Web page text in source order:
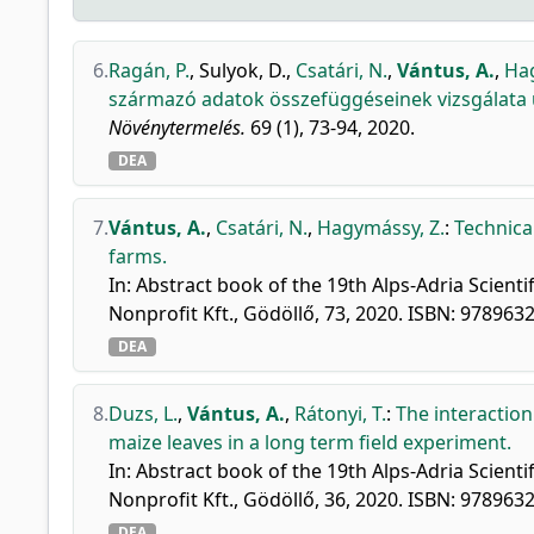
6.Ragán, P., Sulyok, D., Csatári, N., Vántus, A.,
származó adatok összefüggéseinek
Növénytermelés. 69 (1), 73-94, 2020.
DEA
7.Vántus, A., Csatári, N., Hagymássy, Z.:
farms.
In: Abstract book of the 19th Alps-Adria
Nonprofit Kft., Gödöllő, 73, 2020. ISBN:
DEA
8.Duzs, L., Vántus, A., Rátonyi, T.: The
maize leaves in a long term field experiment.
In: Abstract book of the 19th Alps-Adria
Nonprofit Kft., Gödöllő, 36, 2020. ISBN: